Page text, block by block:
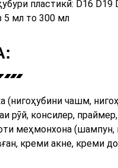
пластикӣ: D16 D19
5 мл то 300 мл
(нигоҳубини чашм,
рӯй, консилер,
меҳмонхона (шампун,
креми акне, креми